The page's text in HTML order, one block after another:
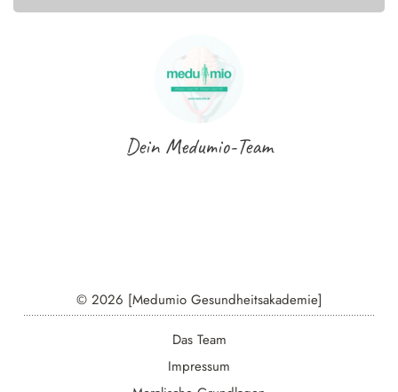
Dein Medumio-Team
© 2026 [Medumio Gesundheitsakademie]
Das Team
Impressum